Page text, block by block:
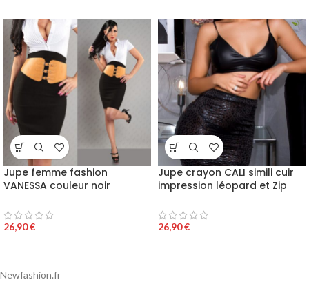
Jupe femme fashion
VANESSA couleur noir
26,90€
Jupe crayon CALI simili cuir
impression léopard et Zip
26,90€
Newfashion.fr